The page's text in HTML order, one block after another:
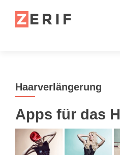
Haarverlängerung
Apps für das